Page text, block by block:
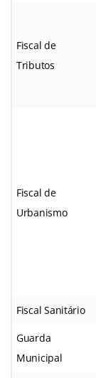
Fiscal de
Tributos
Fiscal de
Urbanismo
Fiscal Sanitário
Guarda
Municipal